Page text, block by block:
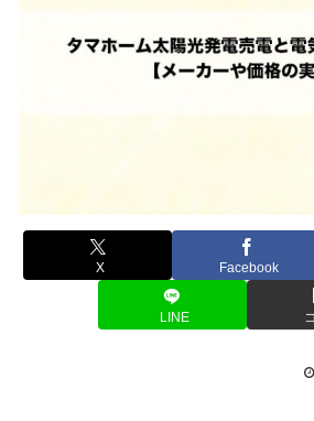
X Facebook
LINE